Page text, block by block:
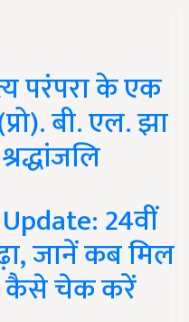
परंपरा के एक
बी. एल. झा
24वीं
जानें कब मिल
कैसे चेक करें